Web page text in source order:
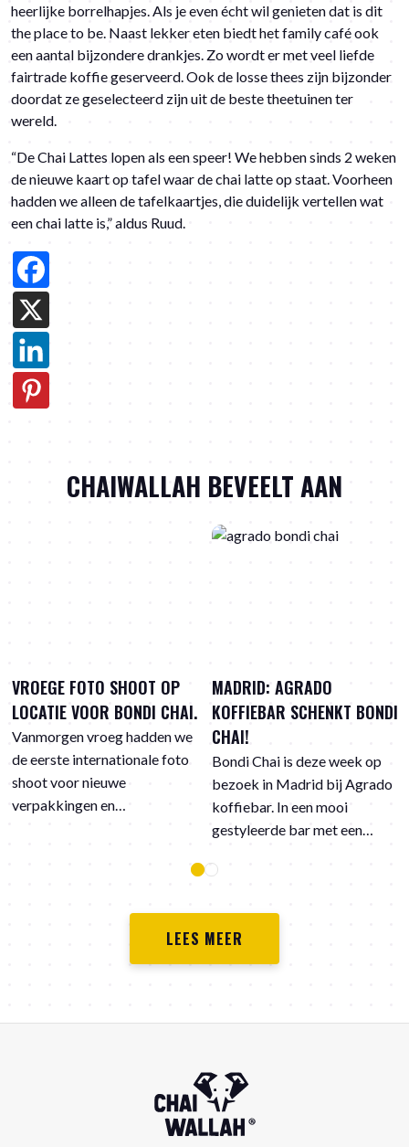
heerlijke borrelhapjes. Als je even écht wil genieten dat is dit
the place to be. Naast lekker eten biedt het family café ook
een aantal bijzondere drankjes. Zo wordt er met veel liefde
fairtrade koffie geserveerd. Ook de losse thees zijn bijzonder
doordat ze geselecteerd zijn uit de beste theetuinen ter
wereld.
“De Chai Lattes lopen als een speer! We hebben sinds 2 weken
de nieuwe kaart op tafel waar dechai latteop staat. Voorheen
hadden we alleen de tafelkaartjes, die duidelijk vertellen wat
een chai latte is,” aldus Ruud.
CHAIWALLAH BEVEELT AAN
MADRID: AGRADO
KOFFIEBAR SCHENKT BONDI
CHAI!
Bondi Chai is deze week op
bezoek in Madrid bij Agrado
koffiebar. In een mooi
de vegan Ginger 'n Spice.
BONDI CHAI IN ZUID
FRANKRIJK
Hoe leuk is het dat Bondi
Chai Ginger 'n Spice zelfs in
Zuid Frankrijk geserveerd
wordt. Langzaam ontdekken
de Fransen de kruidige
LEES MEER